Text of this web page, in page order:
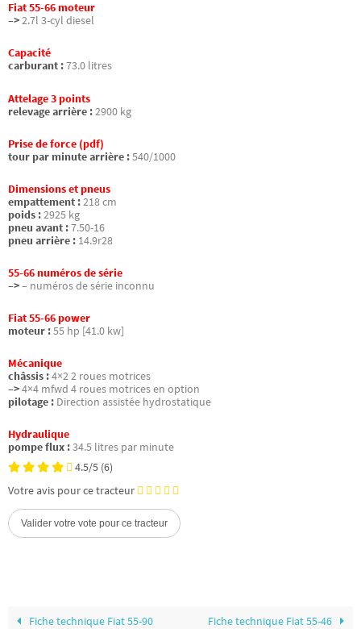
Fiat 55-66 moteur
–>2.7l 3-cyl diesel
Capacité
carburant :73.0 litres
Attelage 3 points
relevage arrière :2900 kg
Prise de force (pdf)
tour par minute arrière :540/1000
Dimensions et pneus
empattement :218 cm
poids :2925 kg
pneu avant :7.50-16
pneu arrière : 14.9r28
55-66 numéros de série
–>– numéros de série inconnu
Fiat 55-66 power
moteur :55 hp [41.0 kw]
Mécanique
châssis :4×2 2 roues motrices
–>4×4 mfwd 4 roues motrices en option
pilotage : Direction assistée hydrostatique
Hydraulique
pompe flux :34.5 litres par minute
4.5/5 (6)
Votre avis pour ce tracteur
Fiche technique Fiat 55-90 Fiche technique Fiat 55-46